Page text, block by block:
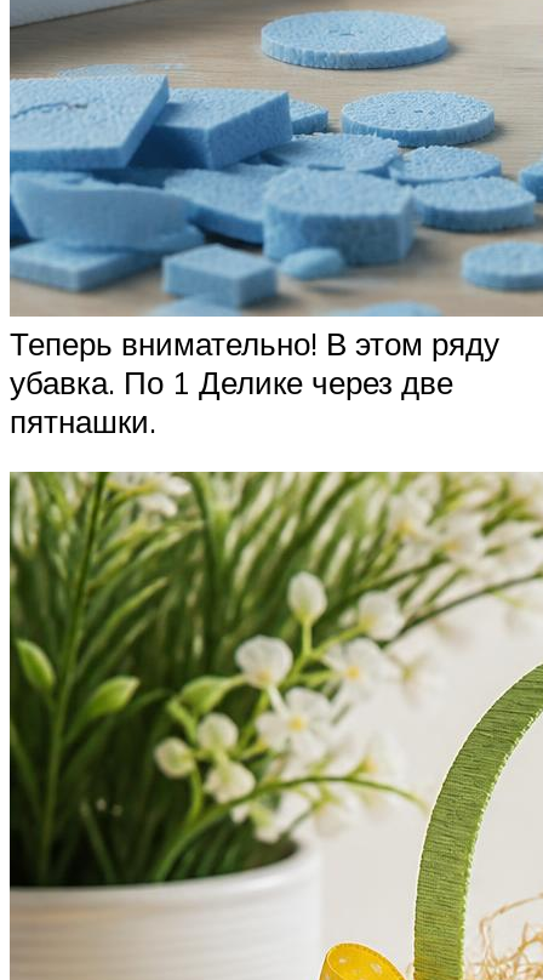
Теперь внимательно! В этом ряду
убавка. По 1 Делике через две
пятнашки.